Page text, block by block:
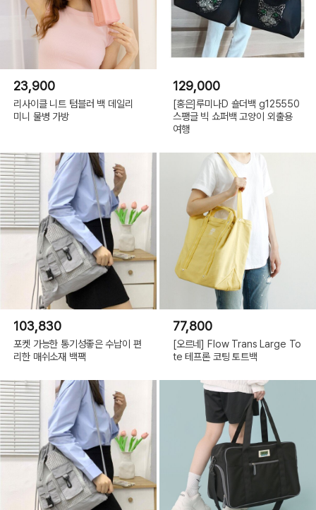
23,900
리사이클 니트 텀블러 백 데일리
미니 물병 가방
129,000
[홍은]루미나D 숄더백 g125550
스팽글 빅 쇼퍼백 고양이 외출용
여행
103,830
포켓 가능한 통기성좋은 수납이 편
리한 매쉬소재 백팩
77,800
[오르네] Flow Trans Large To
te 테프론 코팅 토트백